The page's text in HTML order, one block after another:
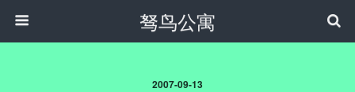
驽鸟公寓
2007-09-13